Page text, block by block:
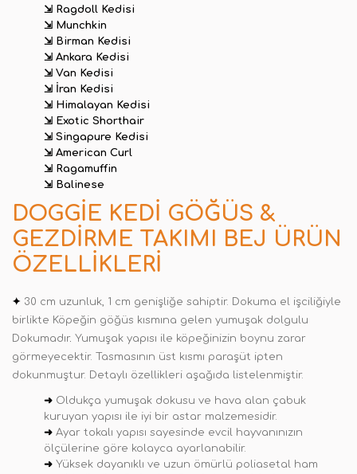
⇲ Ragdoll Kedisi
⇲ Munchkin
⇲ Birman Kedisi
⇲ Ankara Kedisi
⇲ Van Kedisi
⇲ İran Kedisi
⇲ Himalayan Kedisi
⇲ Exotic Shorthair
⇲ Singapure Kedisi
⇲ American Curl
⇲ Ragamuffin
⇲ Balinese
DOGGIE KEDI GÖĞÜS &
GEZDIRME TAKIMI BEJ ÜRÜN
ÖZELLIKLERI
✦ 30 cm uzunluk, 1 cm genişliğe sahiptir. Dokuma el işciliğiyle
birlikte Köpeğin göğüs kısmına gelen yumuşak dolgulu
Dokumadır. Yumuşak yapısı ile köpeğinizin boynu zarar
görmeyecektir. Tasmasının üst kısmı paraşüt ipten
dokunmuştur. Detaylı özellikleri aşağıda listelenmiştir.
➜ Oldukça yumuşak dokusu ve hava alan çabuk
kuruyan yapısı ile iyi bir astar malzemesidir.
➜ Ayar tokalı yapısı sayesinde evcil hayvanınızın
ölçülerine göre kolayca ayarlanabilir.
➜ Yüksek dayanıklı ve uzun ömürlü poliasetal ham